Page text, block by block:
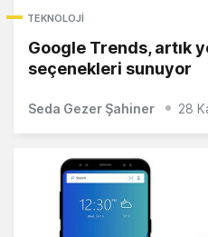
TEKNOLOJI
Google Trends, artık
seçenekleri sunuyor
Seda Gezer Şahiner 28